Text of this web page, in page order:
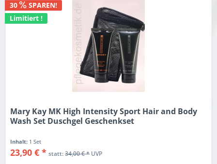
30
SPAREN!
Limitiert !
Mary Kay MK High Intensity Sport Hair and Body
Wash Set Duschgel Geschenkset
Inhalt: 1 Set
23,90 € * statt:34,00 € *UVP